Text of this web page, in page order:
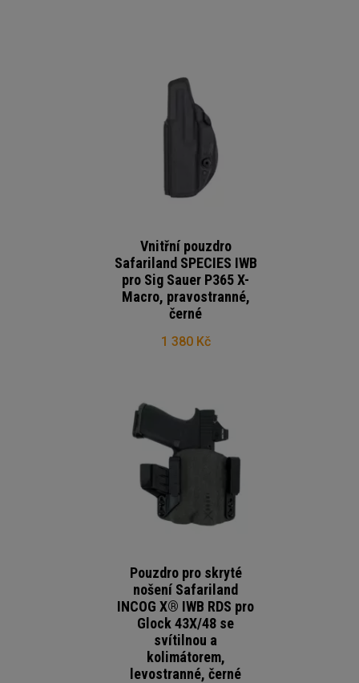
Vnitřní pouzdro
Safariland SPECIES IWB
pro Sig Sauer P365 X-
Macro, pravostranné,
černé
1 380 Kč
Pouzdro pro skryté
nošení Safariland
INCOG X® IWB RDS pro
Glock 43X/48 se
svítilnou a
kolimátorem,
levostranné, černé